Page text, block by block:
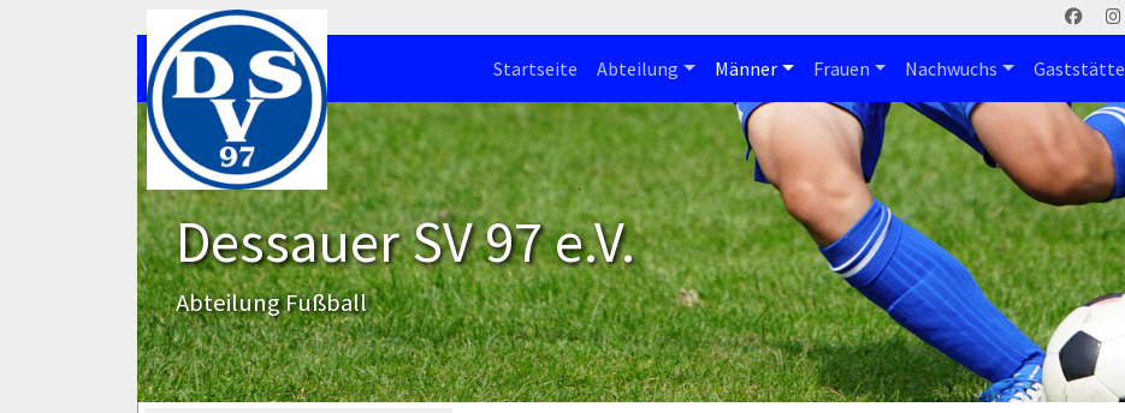
Startseite Abteilung Männer Frauen Nachwuchs Gaststätte
Dessauer SV 97 e.V.
Abteilung Fußball